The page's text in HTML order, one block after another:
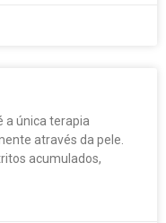
a única terapia
através da pele.
acumulados,